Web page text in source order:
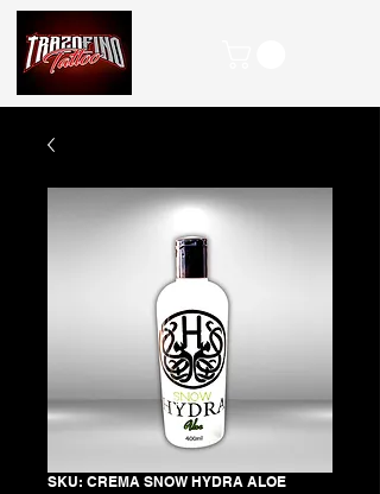
SKU: CREMA SNOW HYDRA ALOE